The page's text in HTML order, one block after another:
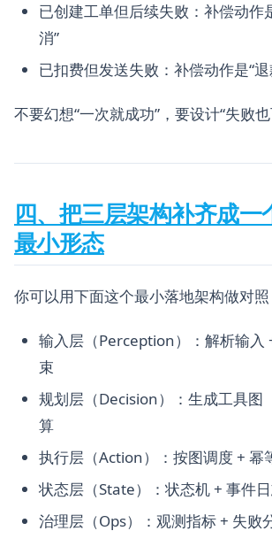
已创建工单但后续失败：补偿动作
消”
已扣费但发送失败：补偿动作是“
不要幻想“一次就成功”，要设计“失败也
四、把三层架构补齐成一
最小形态
你可以用下面这个最小落地架构做对照
输入层（Perception）：解析输入
束
规划层（Decision）：生成工具图
算
执行层（Action）：按图调度 + 幂
状态层（State）：状态机 + 事件日
治理层（Ops）：观测指标 + 失败